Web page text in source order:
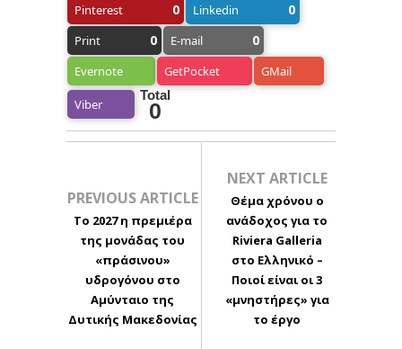
Pinterest
0 Linkedin 0
Print 0 E-mail 0
Evernote GetPocket GMail
Viber
Total
0
PREVIOUS ARTICLE
To 2027 η πρεμιέρα
της μονάδας του
«πράσινου»
υδρογόνου στο
Αμύνταιο της
Δυτικής Μακεδονίας
NEXT ARTICLE
Θέμα χρόνου ο
ανάδοχος για το
Riviera Galleria
στο Ελληνικό –
Ποιοί είναι οι 3
«μνηστήρες» για
το έργο